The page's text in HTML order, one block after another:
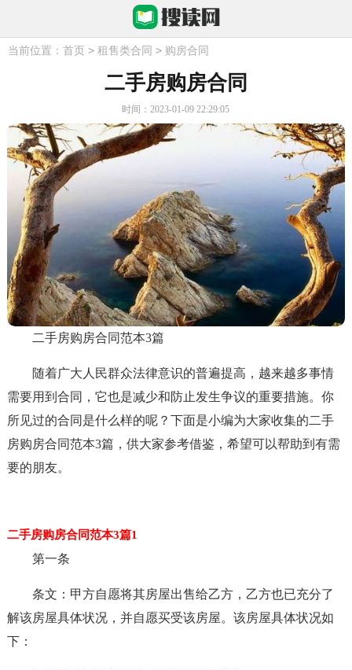
当前位置： 首页 > 租售类合同 > 购房合同
二手房购房合同
时间：2023-01-09 22:29:05
二手房购房合同范本3篇
随着广大人民群众法律意识的普遍提高，越来越多事情
需要用到合同，它也是减少和防止发生争议的重要措施。你
所见过的合同是什么样的呢？下面是小编为大家收集的二手
房购房合同范本3篇，供大家参考借鉴，希望可以帮助到有需
要的朋友。
二手房购房合同范本3篇1
第一条
条文：甲方自愿将其房屋出售给乙方，乙方也已充分了
解该房屋具体状况，并自愿买受该房屋。该房屋具体状况如
下：